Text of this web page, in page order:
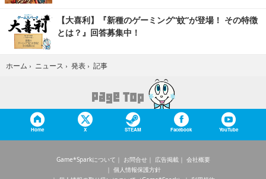
【大喜利】『新種のゲーミング“蚊”が登場！ その特徴
とは？』回答募集中！
ホーム › ニュース › 発表 › 記事
Home X STEAM Facebook YouTube
Game*Sparkについて お問合せ 広告掲載
会社概要
個人情報保護方針